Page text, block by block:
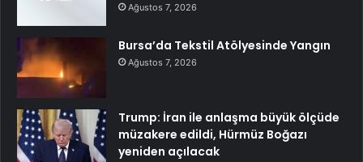
Ağustos 7, 2026
Bursa’da Tekstil Atölyesinde Yangın
Ağustos 7, 2026
Trump: İran ile anlaşma büyük ölçüde
müzakere edildi, Hürmüz Boğazı
yeniden açılacak